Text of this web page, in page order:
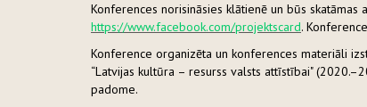
Konferences norisināsies klātienē un būs skatāmas
https://www.facebook.com/projektscard.
Konference organizēta un konferences materiāli
“Latvijas kultūra – resurss valsts attīstībai"
padome.